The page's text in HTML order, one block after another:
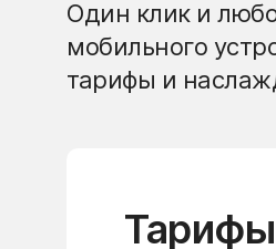
Один клик и
мобильного
тарифы и